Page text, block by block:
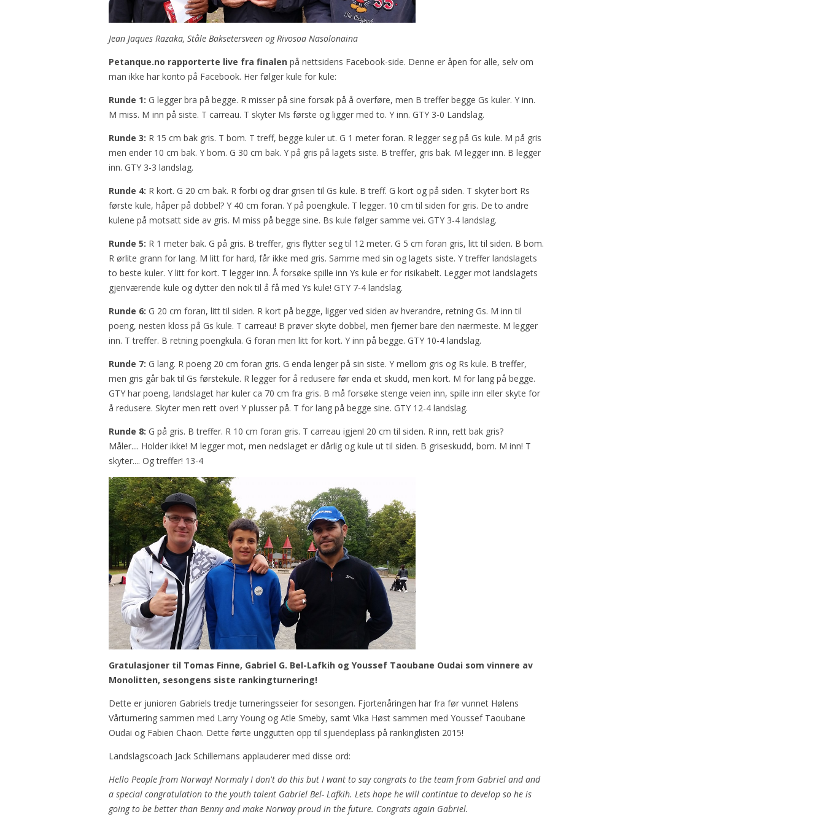
Jean Jaques Razaka, Ståle Baksetersveen og Rivosoa Nasolonaina
Petanque.no rapporterte live fra finalen på nettsidens Facebook-side. Denne er åpen for alle, selv om
man ikke har konto på Facebook. Her følger kule for kule:
Runde 1: G legger bra på begge. R misser på sine forsøk på å overføre, men B treffer begge Gs kuler. Y inn.
M miss. M inn på siste. T carreau. T skyter Ms første og ligger med to. Y inn. GTY 3-0 Landslag.
Runde 3: R 15 cm bak gris. T bom. T treff, begge kuler ut. G 1 meter foran. R legger seg på Gs kule. M på gris
men ender 10 cm bak. Y bom. G 30 cm bak. Y på gris på lagets siste. B treffer, gris bak. M legger inn. B legger
inn. GTY 3-3 landslag.
Runde 4: R kort. G 20 cm bak. R forbi og drar grisen til Gs kule. B treff. G kort og på siden. T skyter bort Rs
første kule, håper på dobbel? Y 40 cm foran. Y på poengkule. T legger. 10 cm til siden for gris. De to andre
kulene på motsatt side av gris. M miss på begge sine. Bs kule følger samme vei. GTY 3-4 landslag.
Runde 5: R 1 meter bak. G på gris. B treffer, gris flytter seg til 12 meter. G 5 cm foran gris, litt til siden. B bom.
R ørlite grann for lang. M litt for hard, får ikke med gris. Samme med sin og lagets siste. Y treffer landslagets
to beste kuler. Y litt for kort. T legger inn. Å forsøke spille inn Ys kule er for risikabelt. Legger mot landslagets
gjenværende kule og dytter den nok til å få med Ys kule! GTY 7-4 landslag.
Runde 6: G 20 cm foran, litt til siden. R kort på begge, ligger ved siden av hverandre, retning Gs. M inn til
poeng, nesten kloss på Gs kule. T carreau! B prøver skyte dobbel, men fjerner bare den nærmeste. M legger
inn. T treffer. B retning poengkula. G foran men litt for kort. Y inn på begge. GTY 10-4 landslag.
Runde 7: G lang. R poeng 20 cm foran gris. G enda lenger på sin siste. Y mellom gris og Rs kule. B treffer,
men gris går bak til Gs førstekule. R legger for å redusere før enda et skudd, men kort. M for lang på begge.
GTY har poeng, landslaget har kuler ca 70 cm fra gris. B må forsøke stenge veien inn, spille inn eller skyte for
å redusere. Skyter men rett over! Y plusser på. T for lang på begge sine. GTY 12-4 landslag.
Runde 8: G på gris. B treffer. R 10 cm foran gris. T carreau igjen! 20 cm til siden. R inn, rett bak gris?
Måler.... Holder ikke! M legger mot, men nedslaget er dårlig og kule ut til siden. B griseskudd, bom. M inn! T
skyter.... Og treffer! 13-4
Gratulasjoner til Tomas Finne, Gabriel G. Bel-Lafkih og Youssef Taoubane Oudai som vinnere av
Monolitten, sesongens siste rankingturnering!
Dette er junioren Gabriels tredje turneringsseier for sesongen. Fjortenåringen har fra før vunnet Hølens
Vårturnering sammen med Larry Young og Atle Smeby, samt Vika Høst sammen med Youssef Taoubane
Oudai og Fabien Chaon. Dette førte unggutten opp til sjuendeplass på rankinglisten 2015!
Landslagscoach Jack Schillemans applauderer med disse ord:
Hello People from Norway! Normaly I don't do this but I want to say congrats to the team from Gabriel and and
a special congratulation to the youth talent Gabriel Bel- Lafkih. Lets hope he will contintue to develop so he is
going to be better than Benny and make Norway proud in the future. Congrats again Gabriel.